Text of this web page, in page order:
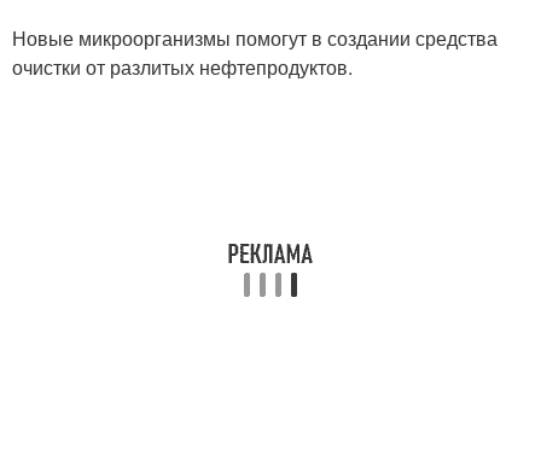
Новые микроорганизмы помогут в создании средства
очистки от разлитых нефтепродуктов.